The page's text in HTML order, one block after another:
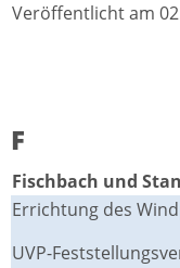
Veröffentlicht am
F
Fischbach und
Errichtung des
UVP-